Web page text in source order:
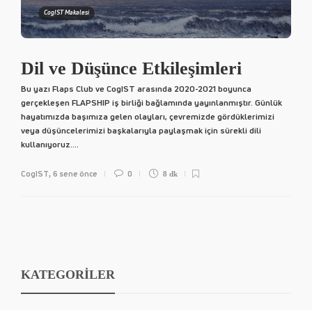
CogIST Makalesi
Dil ve Düşünce Etkileşimleri
Bu yazı Flaps Club ve CogIST arasında 2020-2021 boyunca
gerçekleşen FLAPSHIP iş birliği bağlamında yayınlanmıştır. Günlük
hayatımızda başımıza gelen olayları, çevremizde gördüklerimizi
veya düşüncelerimizi başkalarıyla paylaşmak için sürekli dili
kullanıyoruz....
CogIST, 6 sene önce 0 8 dk
KATEGORİLER